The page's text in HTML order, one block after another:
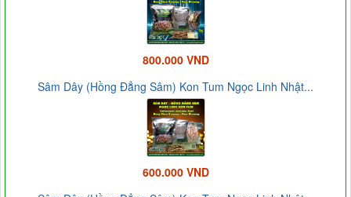
800.000 VND
Sâm Dây (Hồng Đẳng Sâm) Kon Tum Ngọc Linh Nhật...
600.000 VND